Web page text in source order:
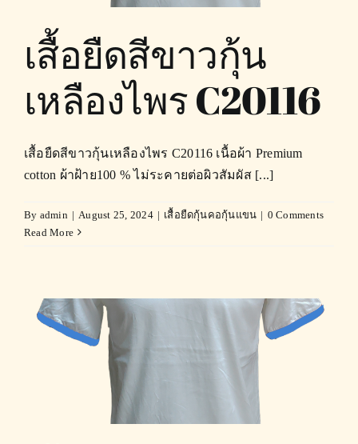
เสื้อยืดสีขาวกุ้น
เหลืองไพร C20116
เสื้อยืดสีขาวกุ้นเหลืองไพร C20116 เนื้อผ้า Premium
cotton ผ้าฝ้าย100 % ไม่ระคายต่อผิวสัมผัส [...]
By admin | August 25, 2024 | เสื้อยืดกุ้นคอกุ้นแขน | 0 Comments
Read More